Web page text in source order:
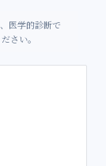
医学的診断で
さい。